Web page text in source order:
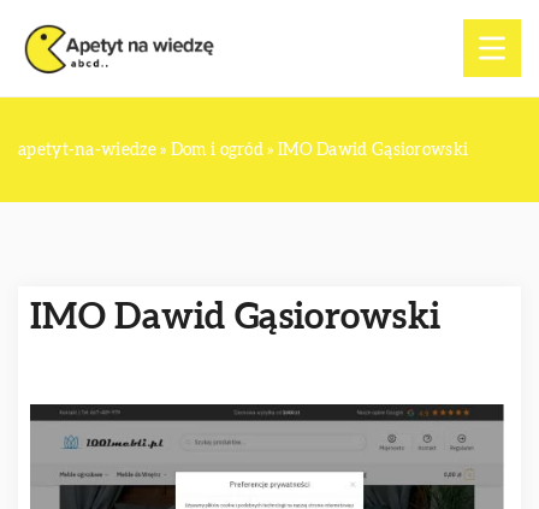
apetyt-na-wiedze» Dom i ogród » IMO Dawid Gąsiorowski
IMO Dawid Gąsiorowski